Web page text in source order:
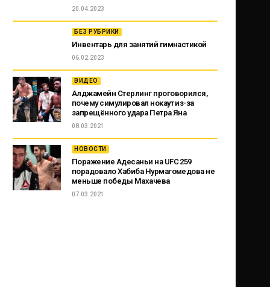
20.04.2023
БЕЗ РУБРИКИ
Инвентарь для занятий гимнастикой
06.02.2023
ВИДЕО
Алджамейн Стерлинг проговорился,
почему симулировал нокаут из-за
запрещённого удара Петра Яна
08.03.2021
НОВОСТИ
Поражение Адесаньи на UFC 259
порадовало Хабиба Нурмагомедова не
меньше победы Махачева
07.03.2021